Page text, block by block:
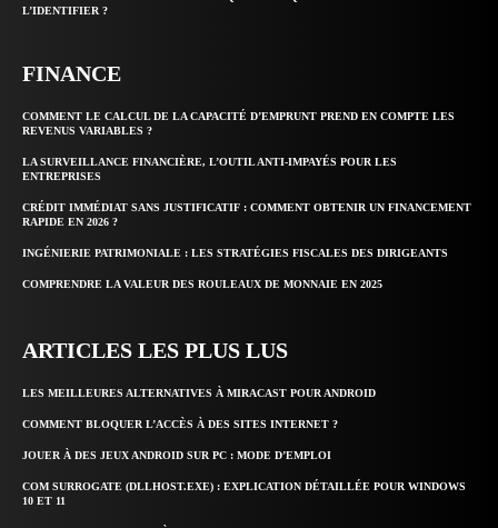
L’IDENTIFIER ?
FINANCE
COMMENT LE CALCUL DE LA CAPACITÉ D’EMPRUNT PREND EN COMPTE LES
REVENUS VARIABLES ?
LA SURVEILLANCE FINANCIÈRE, L’OUTIL ANTI-IMPAYÉS POUR LES
ENTREPRISES
CRÉDIT IMMÉDIAT SANS JUSTIFICATIF : COMMENT OBTENIR UN FINANCEMENT
RAPIDE EN 2026 ?
INGÉNIERIE PATRIMONIALE : LES STRATÉGIES FISCALES DES DIRIGEANTS
COMPRENDRE LA VALEUR DES ROULEAUX DE MONNAIE EN 2025
ARTICLES LES PLUS LUS
LES MEILLEURES ALTERNATIVES À MIRACAST POUR ANDROID
COMMENT BLOQUER L’ACCÈS À DES SITES INTERNET ?
JOUER À DES JEUX ANDROID SUR PC : MODE D’EMPLOI
COM SURROGATE (DLLHOST.EXE) : EXPLICATION DÉTAILLÉE POUR WINDOWS
10 ET 11